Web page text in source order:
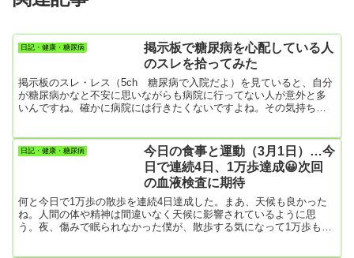
日記・健康・糖尿病
掲示板で糖尿病を心配している人
のスレを拾ってみた
掲示板のスレ・レス（5ch 糖尿病で入院だよ）を見ていると、自分
が糖尿病かなと不安に思いながらも病院に行ってない人が意外と多
いんですね。確かに病院には行きたくないですよね。その気持ち、
たされて診察は数分間みたいな）勤め人の立場ではそう簡単に休み
は取れませんよね。僕も有給なんかほとんど取れませんでした。そ
れに糖尿病を宣告されたらと思うと、怖くて病院行きに二の足を踏
日記・健康・糖尿病
今日の食事と運動（3月1日）…今
日で連続4日、1万歩達成😀次回
の血液検査に期待
何と今日で1万歩の散歩を連続4日達成した。まあ、天候も良かった
ね。人間の体や精神は間違いなく天候に影響されているように思
う。夜、傷みで眠られなかった僕が、散歩する気になって1万歩も気